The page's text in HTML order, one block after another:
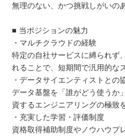
無理のない、かつ挑戦しがいの
■ 当ポジションの魅力
・マルチクラウドの経験
特定の自社サービスに縛られず
れることで、短期間で汎用的な
・データサイエンティストとの
データ基盤を「誰がどう使うか
資するエンジニアリングの極致
・充実した学習・評価制度
資格取得補助制度やノウハウプ